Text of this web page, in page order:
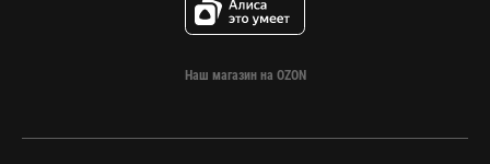
Наш магазин на OZON